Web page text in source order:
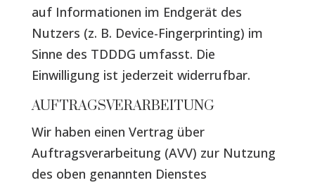
auf Informationen im Endgerät des
Nutzers (z. B. Device-Fingerprinting) im
Sinne des TDDDG umfasst. Die
Einwilligung ist jederzeit widerrufbar.
AUFTRAGSVERARBEITUNG
Wir haben einen Vertrag über
Auftragsverarbeitung (AVV) zur Nutzung
des oben genannten Dienstes